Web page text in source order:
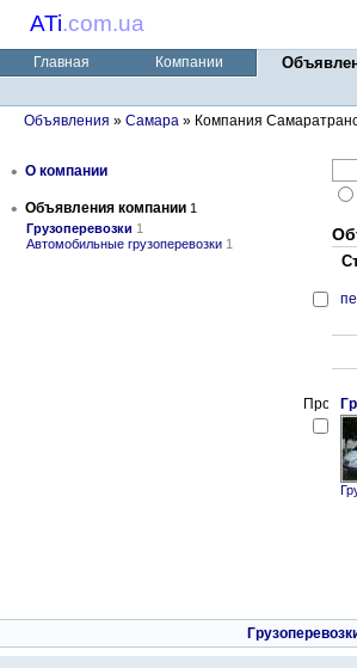
ATi.com.ua
Главная Компании
Объявления » Самара » Компания
• О компании
• Объявления компании 1
Грузоперевозки 1
Автомобильные грузоперевозки 1